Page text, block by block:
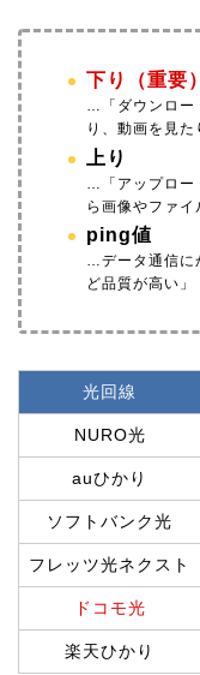
下り（重要）
…
「ダウンロ
り、動画を見
上り
…「アップロ
ら画像やファイ
ping値
…データ通信に
ど品質が高い」
光回線
NURO光
auひかり
ソフトバンク光
フレッツ光ネクスト
ドコモ光
楽天ひかり